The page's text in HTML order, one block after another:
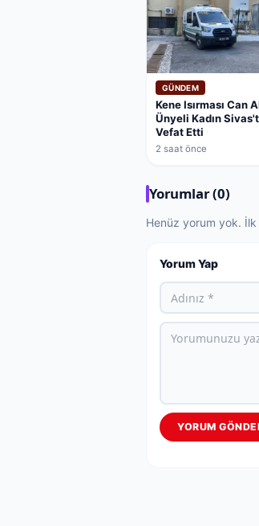
GÜNDEM
Kene Isırması Can
Ünyeli Kadın
Vefat Etti
2 saat önce
Yorumlar (0)
Henüz yorum yok.
Yorum Yap
YORUM